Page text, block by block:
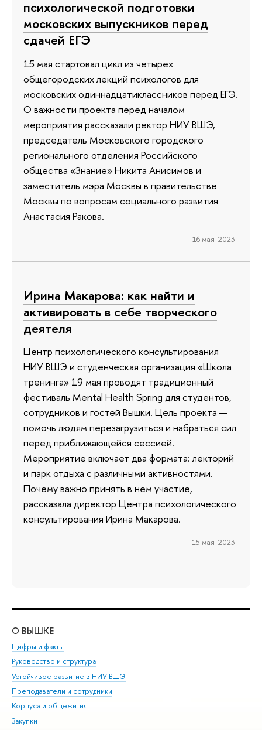
психологической подготовки
московских выпускников перед
сдачей ЕГЭ
15 мая стартовал цикл из четырех
общегородских лекций психологов для
московских одиннадцатиклассников перед ЕГЭ.
О важности проекта перед началом
мероприятия рассказали ректор НИУ ВШЭ,
председатель Московского городского
регионального отделения Российского
общества «Знание» Никита Анисимов и
заместитель мэра Москвы в правительстве
Москвы по вопросам социального развития
Анастасия Ракова.
16 мая 2023
Ирина Макарова: как найти и
активировать в себе творческого
деятеля
Центр психологического консультирования
НИУ ВШЭ и студенческая организация «Школа
тренинга» 19 мая проводят традиционный
фестиваль Mental Health Spring для студентов,
сотрудников и гостей Вышки. Цель проекта —
помочь людям перезагрузиться и набраться сил
перед приближающейся сессией.
Мероприятие включает два формата: лекторий
и парк отдыха с различными активностями.
Почему важно принять в нем участие,
рассказала директор Центра психологического
консультирования Ирина Макарова.
15 мая 2023
О ВЫШКЕ
Цифры и факты
Руководство и структура
Устойчивое развитие в НИУ ВШЭ
Преподаватели и сотрудники
Корпуса и общежития
Закупки